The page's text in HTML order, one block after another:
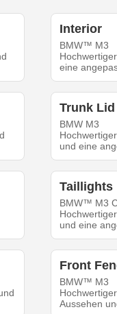
Interior
BMW™ M3
eine
Trunk Lid
BMW M3
und eine
Taillights
BMW™ M3
und eine
Front
BMW™ M3
Aussehen